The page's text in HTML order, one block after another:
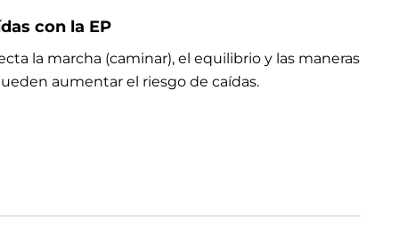
con la EP
la marcha (caminar), el equilibrio y las maneras
aumentar el riesgo de caídas.